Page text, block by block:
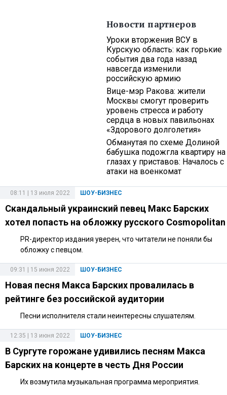
Новости партнеров
Уроки вторжения ВСУ в
Курскую область: как горькие
события два года назад
навсегда изменили
российскую армию
Вице-мэр Ракова: жители
Москвы смогут проверить
уровень стресса и работу
сердца в новых павильонах
«Здорового долголетия»
Обманутая по схеме Долиной
бабушка подожгла квартиру на
глазах у приставов: Началось с
атаки на военкомат
ШОУ-БИЗНЕС
08:11 | 13 июля 2022
Скандальный украинский певец Макс Барских
хотел попасть на обложку русского Cosmopolitan
PR-директор издания уверен, что читатели не поняли бы
обложку с певцом.
ШОУ-БИЗНЕС
09:31 | 15 июня 2022
Новая песня Макса Барских провалилась в
рейтинге без российской аудитории
Песни исполнителя стали неинтересны слушателям.
ШОУ-БИЗНЕС
12:35 | 13 июня 2022
В Сургуте горожане удивились песням Макса
Барских на концерте в честь Дня России
Их возмутила музыкальная программа мероприятия.